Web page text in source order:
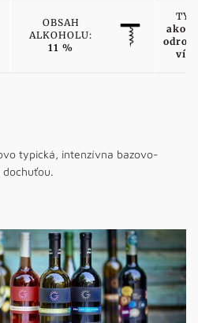
OBSAH
ALKOHOLU:
11 %
typická, intenzívna bazovo-
dochuťou.